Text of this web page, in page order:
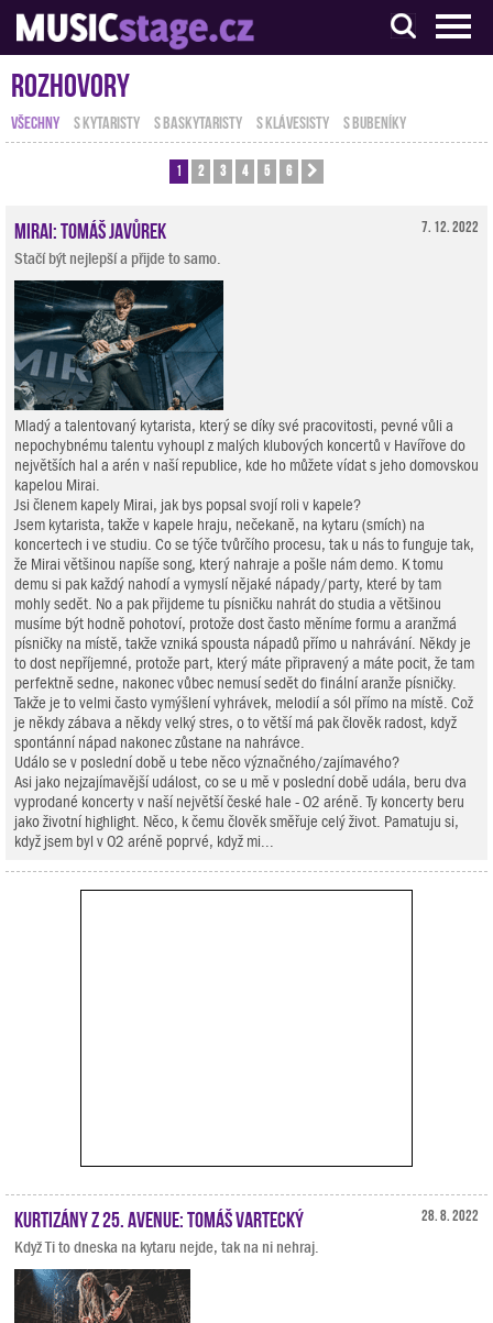
S muzikanty pro muzikanty
Rozhovory
VŠECHNY S KYTARISTY S BASKYTARISTY S KLÁVESISTY S BUBENÍKY
1 2 3 4 5 6
7. 12. 2022
Mirai: Tomáš Javůrek
Stačí být nejlepší a přijde to samo.
Mladý a talentovaný kytarista, který se díky své pracovitosti, pevné vůli a
nepochybnému talentu vyhoupl z malých klubových koncertů v Havířove do
největších hal a arén v naší republice, kde ho můžete vídat s jeho domovskou
kapelou Mirai.
Jsi členem kapely Mirai, jak bys popsal svojí roli v kapele?
Jsem kytarista, takže v kapele hraju, nečekaně, na kytaru (smích) na
koncertech i ve studiu. Co se týče tvůrčího procesu, tak u nás to funguje tak,
že Mirai většinou napíše song, který nahraje a pošle nám demo. K tomu
demu si pak každý nahodí a vymyslí nějaké nápady/party, které by tam
mohly sedět. No a pak přijdeme tu písničku nahrát do studia a většinou
musíme být hodně pohotoví, protože dost často měníme formu a aranžmá
písničky na místě, takže vzniká spousta nápadů přímo u nahrávání. Někdy je
to dost nepříjemné, protože part, který máte připravený a máte pocit, že tam
perfektně sedne, nakonec vůbec nemusí sedět do finální aranže písničky.
Takže je to velmi často vymýšlení vyhrávek, melodií a sól přímo na místě. Což
je někdy zábava a někdy velký stres, o to větší má pak člověk radost, když
spontánní nápad nakonec zůstane na nahrávce.
Událo se v poslední době u tebe něco význačného/zajímavého?
Asi jako nejzajímavější událost, co se u mě v poslední době udála, beru dva
vyprodané koncerty v naší největší české hale - O2 aréně. Ty koncerty beru
jako životní highlight. Něco, k čemu člověk směřuje celý život. Pamatuju si,
když jsem byl v O2 aréně poprvé, když mi...
28. 8. 2022
Kurtizány z 25. Avenue: Tomáš Vartecký
Když Ti to dneska na kytaru nejde, tak na ni nehraj.